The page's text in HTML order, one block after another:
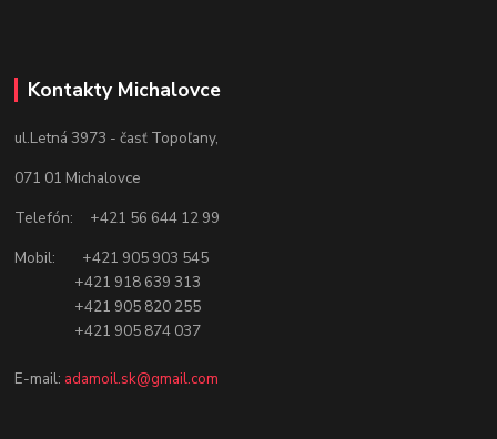
Kontakty Michalovce
ul.Letná 3973 - časť Topoľany,
071 01 Michalovce
Telefón: +421 56 644 12 99
Mobil: +421 905 903 545
+421 918 639 313
+421 905 820 255
+421 905 874 037
E-mail: adamoil.sk@gmail.com